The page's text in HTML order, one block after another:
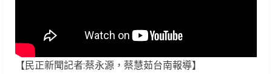
【民正新聞記者:蔡永源，蔡慧茹台南報導】